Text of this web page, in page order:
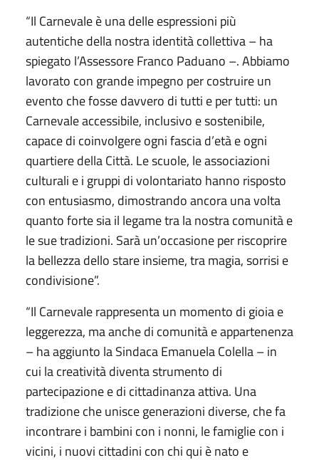
“Il Carnevale è una delle espressioni più
autentiche della nostra identità collettiva – ha
spiegato l’Assessore Franco Paduano –. Abbiamo
lavorato con grande impegno per costruire un
evento che fosse davvero di tutti e per tutti: un
Carnevale accessibile, inclusivo e sostenibile,
capace di coinvolgere ogni fascia d’età e ogni
quartiere della Città. Le scuole, le associazioni
culturali e i gruppi di volontariato hanno risposto
con entusiasmo, dimostrando ancora una volta
quanto forte sia il legame tra la nostra comunità e
le sue tradizioni. Sarà un’occasione per riscoprire
la bellezza dello stare insieme, tra magia, sorrisi e
condivisione”.
“Il Carnevale rappresenta un momento di gioia e
leggerezza, ma anche di comunità e appartenenza
– ha aggiunto la Sindaca Emanuela Colella – in
cui la creatività diventa strumento di
partecipazione e di cittadinanza attiva. Una
tradizione che unisce generazioni diverse, che fa
incontrare i bambini con i nonni, le famiglie con i
vicini, i nuovi cittadini con chi qui è nato e